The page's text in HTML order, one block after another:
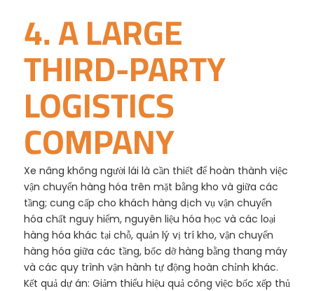
4. A LARGE
THIRD-PARTY
LOGISTICS
COMPANY
Xe nâng không người lái là cần thiết để hoàn thành việc
vận chuyển hàng hóa trên mặt bằng kho và giữa các
tầng; cung cấp cho khách hàng dịch vụ vận chuyển
hóa chất nguy hiểm, nguyên liệu hóa học và các loại
hàng hóa khác tại chỗ, quản lý vị trí kho, vận chuyển
hàng hóa giữa các tầng, bốc dỡ hàng bằng thang máy
và các quy trình vận hành tự động hoàn chỉnh khác.
Kết quả dự án: Giảm thiểu hiệu quả công việc bốc xếp thủ